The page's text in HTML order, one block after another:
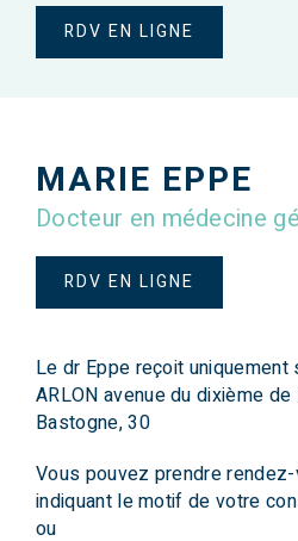
RDV EN LIGNE
MARIE EPPE
Docteur en médecine
RDV EN LIGNE
Le dr Eppe reçoit
ARLON avenue du dixième
Bastogne, 30
Vous pouvez prendre
indiquant le motif de votre
ou